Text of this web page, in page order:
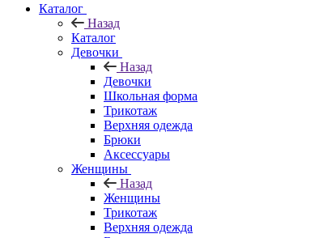
Каталог
Назад
Каталог
Девочки
Назад
Девочки
Школьная форма
Трикотаж
Верхняя одежда
Брюки
Аксессуары
Женщины
Назад
Женщины
Трикотаж
Верхняя одежда